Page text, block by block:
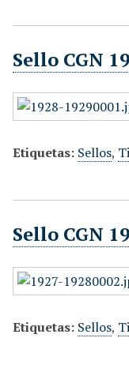
Sello CGN
Etiquetas: Sellos,
Sello CGN
Etiquetas: Sellos,